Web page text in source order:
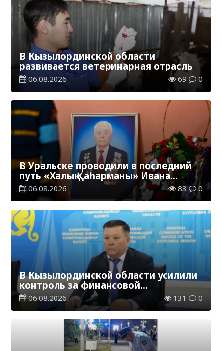
В Кызылординской области
развивается ветеринарная отрасль
06.08.2026 69 0
В Уральске проводили в последний
путь «Халық Қаһарманы» Ивана
Степановича Гапича
06.08.2026 83 0
В Кызылординской области усилили
контроль за финансовой
дисциплиной
06.08.2026 131 0